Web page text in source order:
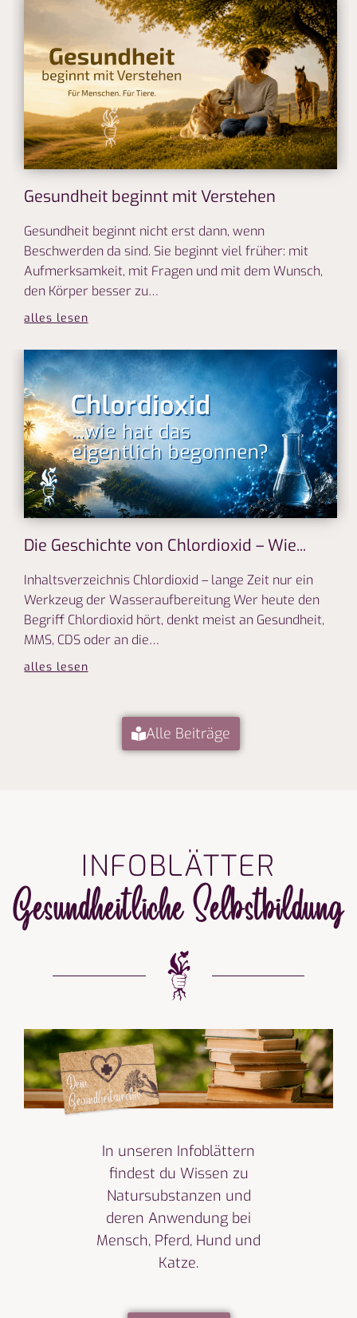
Gesundheit beginnt mit Verstehen
Gesundheit beginnt nicht erst dann, wenn
Beschwerden da sind. Sie beginnt viel früher: mit
Aufmerksamkeit, mit Fragen und mit dem Wunsch,
den Körper besser zu…
alles lesen
Die Geschichte von Chlordioxid – Wie...
Inhaltsverzeichnis Chlordioxid – lange Zeit nur ein
Werkzeug der Wasseraufbereitung Wer heute den
Begriff Chlordioxid hört, denkt meist an Gesundheit,
MMS, CDS oder an die…
alles lesen
Alle Beiträge
INFOBLÄTTER
Gesundheitliche Selbstbildung
In unseren Infoblättern
findest du Wissen zu
Natursubstanzen und
deren Anwendung bei
Mensch, Pferd, Hund und
Katze.